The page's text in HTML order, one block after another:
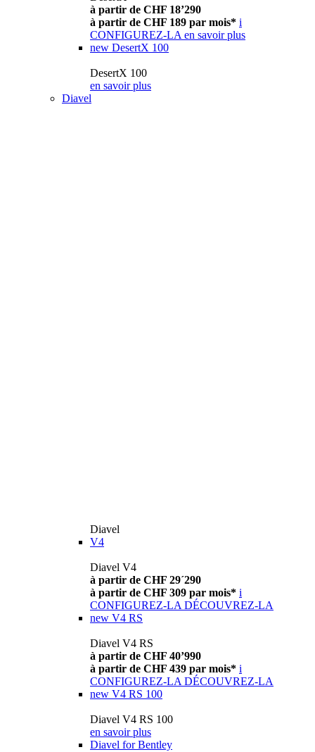
à partir de CHF 18’290
à partir de CHF 189 par mois* i
CONFIGUREZ-LA en savoir plus
new DesertX 100
DesertX 100
en savoir plus
Diavel
Diavel
V4
Diavel V4
à partir de CHF 29´290
à partir de CHF 309 par mois* i
CONFIGUREZ-LA DÉCOUVREZ-LA
new V4 RS
Diavel V4 RS
à partir de CHF 40’990
à partir de CHF 439 par mois* i
CONFIGUREZ-LA DÉCOUVREZ-LA
new V4 RS 100
Diavel V4 RS 100
en savoir plus
Diavel for Bentley